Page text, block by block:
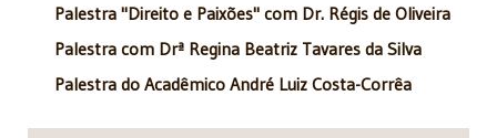
Palestra "Direito e Paixões" com Dr. Régis de Oliveira
Palestra com Drª Regina Beatriz Tavares da Silva
Palestra do Acadêmico André Luiz Costa-Corrêa